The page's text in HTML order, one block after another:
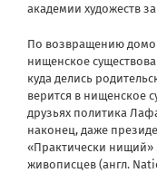
академии художеств
По возвращению
нищенское
куда делись
верится в нищенское
друзьях политика
наконец, даже
«Практически
живописцев (англ.